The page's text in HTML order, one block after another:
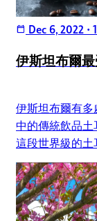
calendar_today Dec 6, 2022 •
伊斯坦布爾
伊斯坦布爾有
中的傳統飲品
這段世界級的土